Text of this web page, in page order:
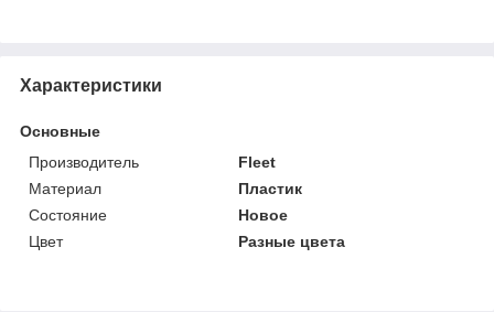
Характеристики
Основные
Производитель
Fleet
Материал
Пластик
Состояние
Новое
Цвет
Разные цвета